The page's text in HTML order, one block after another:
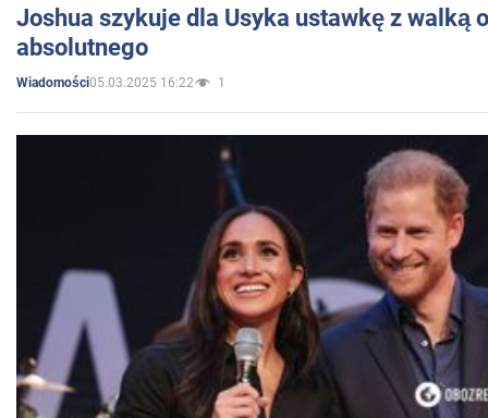
Joshua szykuje dla Usyka ustawkę z walką
absolutnego
Wiadomości05.03.2025 16:22 1